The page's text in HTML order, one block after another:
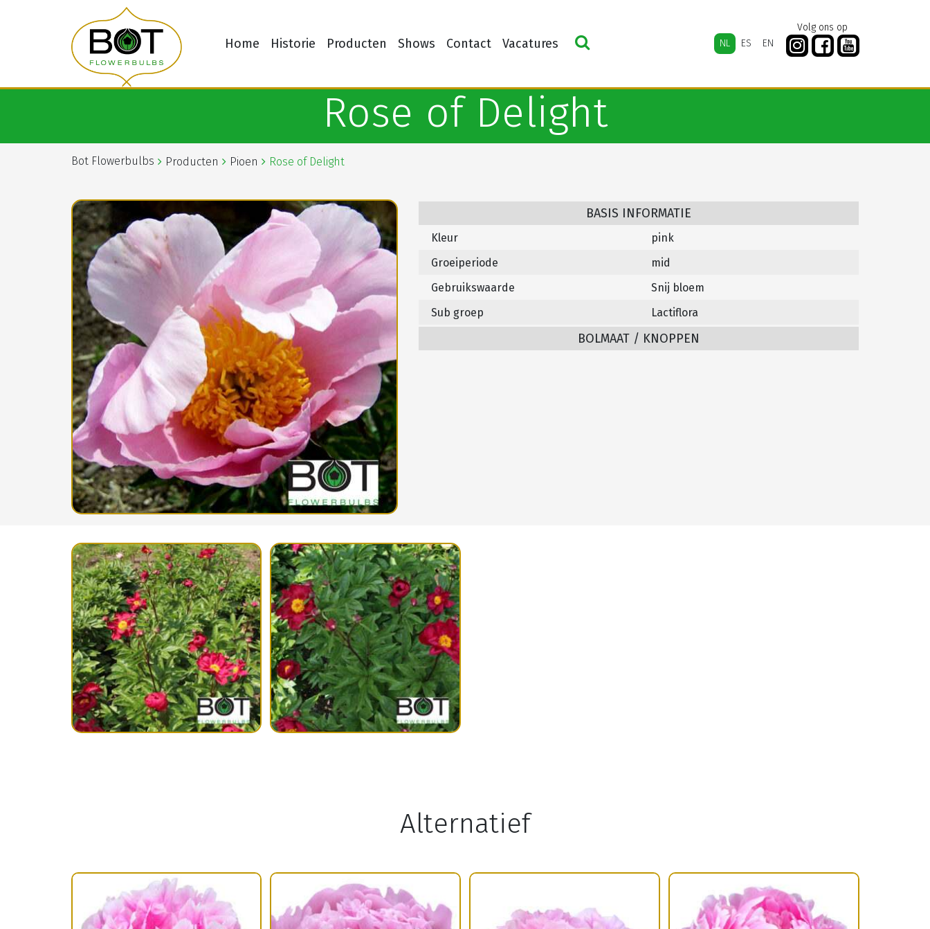
Home Historie Producten Shows Contact Vacatures NL ES EN
Volg ons op
Rose of Delight
Bot Flowerbulbs Producten Pioen Rose of Delight
BASIS INFORMATIE
Kleur
pink
Groeiperiode
mid
Gebruikswaarde
Snij bloem
Sub groep
Lactiflora
BOLMAAT / KNOPPEN
Alternatief